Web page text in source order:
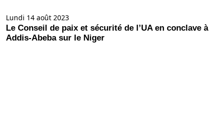
Lundi 14 août 2023
Le Conseil de paix et sécurité de l’UA en conclave à
Addis-Abeba sur le Niger